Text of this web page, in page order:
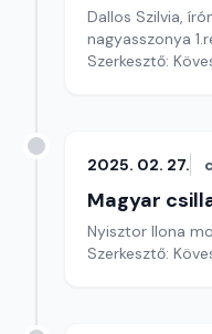
Dallos Szilvia,
nagyasszonya
Szerkesztő:
2025. 02. 27.
Magyar
Nyisztor Ilona
Szerkesztő: